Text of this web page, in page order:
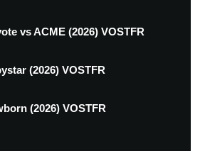
vs ACME (2026) VOSTFR
(2026) VOSTFR
(2026) VOSTFR